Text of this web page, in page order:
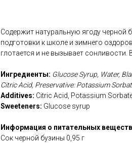
Содержит натуральную ягоду черной
подготовки к школе и зимнего
глотается и не вызывает
Ингредиенты: Glucose Syrup, Water,
Citric Acid, Preservative: Potassium
Additives: Citric Acid, Potassium
Sweeteners: Glucose syrup
Информация о питательных
Сок черной бузины 0,95 г